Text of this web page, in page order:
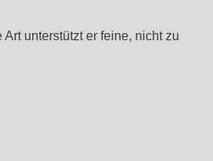
unterstützt er feine, nicht zu